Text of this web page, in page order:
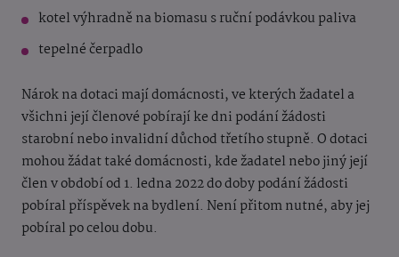
kotel výhradně na biomasu s ruční podávkou paliva
tepelné čerpadlo
Nárok na dotaci mají domácnosti, ve kterých žadatel a
všichni její členové pobírají ke dni podání žádosti
starobní nebo invalidní důchod třetího stupně. O dotaci
mohou žádat také domácnosti, kde žadatel nebo jiný její
člen v období od 1. ledna 2022 do doby podání žádosti
pobíral příspěvek na bydlení. Není přitom nutné, aby jej
pobíral po celou dobu.